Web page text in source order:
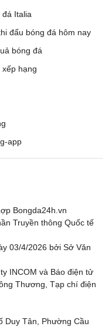
đá Italia
đấu bóng đá hôm nay
bóng đá
xếp hạng
Bongda24h.vn
Truyền thông Quốc tế
03/4/2026 bởi Sở Văn
INCOM và Báo điện tử
Thương, Tạp chí điện
Duy Tân, Phường Cầu